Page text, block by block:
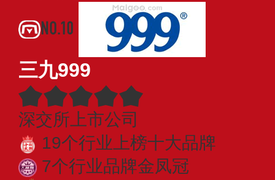
NO.10
三九999
深交所上市公司
19个行业上榜十大品牌
7个行业品牌金凤冠